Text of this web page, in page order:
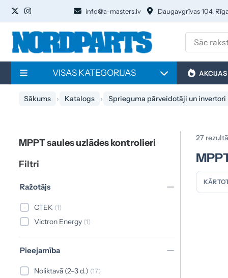
info@a-masters.lv Daugavgrīvas 104, Rīga
VISAS KATEGORIJAS AKCIJAS
Sākums Katalogs Sprieguma pārveidotāji un invertori
MPPT saules uzlādes kontrolieri
Filtri
Ražotājs
CTEK (1)
Victron Energy (1)
Pieejamība
Noliktavā (2–3 d.) (17)
27